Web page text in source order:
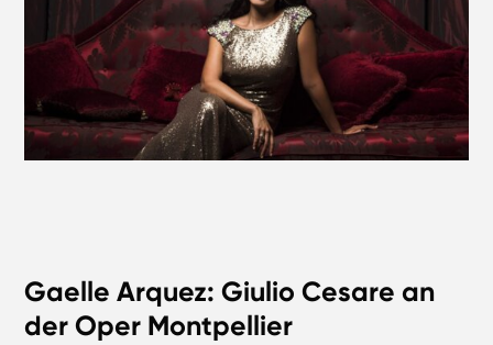
Gaelle Arquez: Giulio Cesare an
der Oper Montpellier